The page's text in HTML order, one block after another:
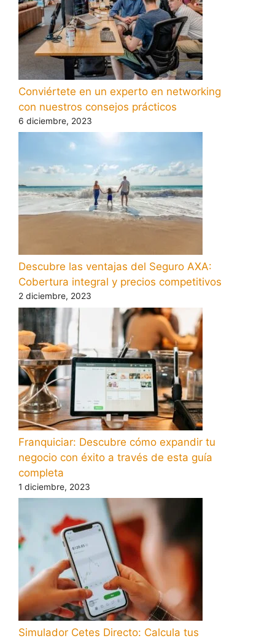
Conviértete en un experto en networking
con nuestros consejos prácticos
6 diciembre, 2023
Descubre las ventajas del Seguro AXA:
Cobertura integral y precios competitivos
2 diciembre, 2023
Franquiciar: Descubre cómo expandir tu
negocio con éxito a través de esta guía
completa
1 diciembre, 2023
Simulador Cetes Directo: Calcula tus